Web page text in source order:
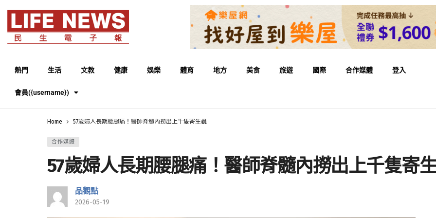
熱門 生活 文教 健康 娛樂 體育 地方 美食 旅遊 國際 合作媒體 登入
會員({username})
Home 57歲婦人長期腰腿痛！醫師脊髓內撈出上千隻寄生蟲
合作媒體
57歲婦人長期腰腿痛！醫師脊髓內撈出上千隻寄
品觀點
2026-05-19